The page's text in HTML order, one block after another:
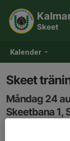
Kalender
Skeet
Skeet
Måndag 24
Skeetbana 1,